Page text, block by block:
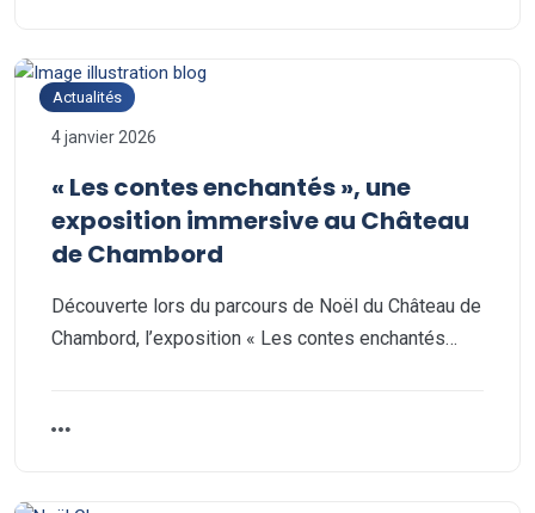
Actualités
4 janvier 2026
« Les contes enchantés », une
exposition immersive au Château
de Chambord
Découverte lors du parcours de Noël du Château de
Chambord, l’exposition « Les contes enchantés…